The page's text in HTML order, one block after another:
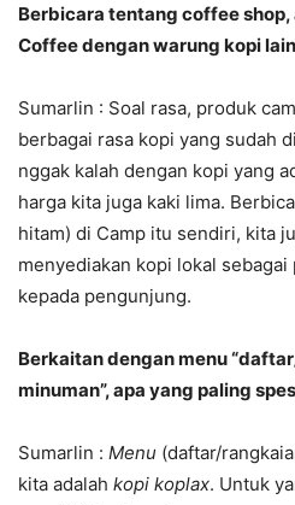
Berbicara tentang coffee shop,
Coffee dengan warung kopi
Sumarlin : Soal rasa, produk
berbagai rasa kopi yang sudah di
nggak kalah dengan kopi yang
harga kita juga kaki lima.
hitam) di Camp itu sendiri, kita
menyediakan kopi lokal
kepada pengunjung.
Berkaitan dengan menu
minuman”, apa yang paling
Sumarlin : Menu (daftar/
kita adalah kopi koplax. Untuk